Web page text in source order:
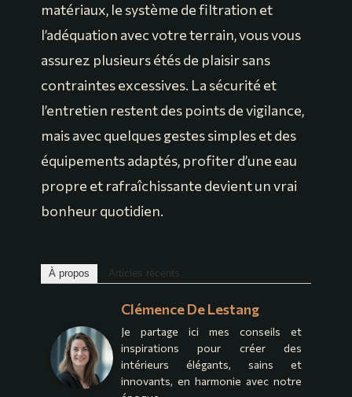
matériaux, le système de filtration et
l’adéquation avec votre terrain, vous vous
assurez plusieurs étés de plaisir sans
contraintes excessives. La sécurité et
l’entretien restent des points de vigilance,
mais avec quelques gestes simples et des
équipements adaptés, profiter d’une eau
propre et rafraîchissante devient un vrai
bonheur quotidien.
À propos Articles récents
Clémence De Lestang
Je partage ici mes conseils et
inspirations pour créer des
intérieurs élégants, sains et
innovants, en harmonie avec notre